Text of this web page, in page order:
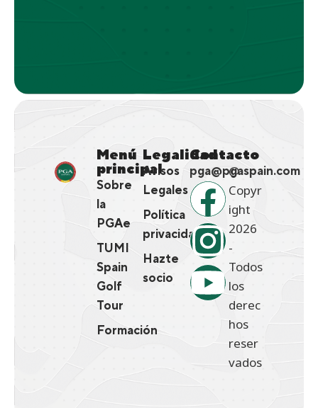
Menú
principal
Sobre
la
PGAe
TUMI
Spain
Golf
Tour
Formación
Legalidad
Avisos
Legales
Política
privacidad
Hazte
socio
Contacto
pga@pgaspain.com
@
Copyr
ight
2026
-
Todos
los
derec
hos
reser
vados